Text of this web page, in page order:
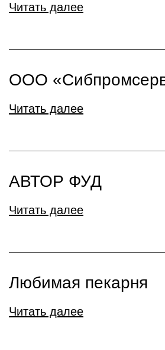
Читать далее
ООО
Читать далее
АВТОР ФУД
Читать далее
Любимая пекарня
Читать далее